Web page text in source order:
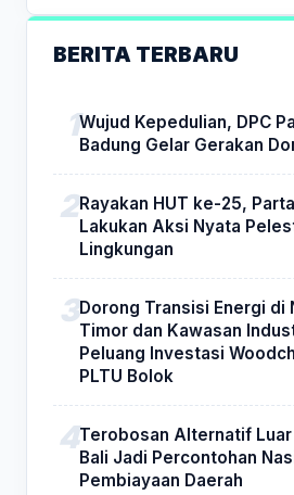
BERITA TERBARU
Wujud Kepedulian, DPC
Badung Gelar Gerakan
Rayakan HUT ke-25,
Lakukan Aksi Nyata
Lingkungan
Dorong Transisi Energi di
Timor dan Kawasan
Peluang Investasi
PLTU Bolok
Terobosan Alternatif Luar
Bali Jadi Percontohan
Pembiayaan Daerah